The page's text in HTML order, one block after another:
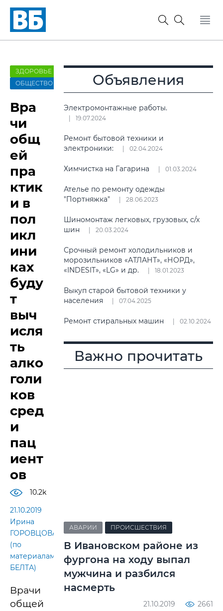
ЗДОРОВЬЕ
ОБЩЕСТВО
Вра
чи
общ
ей
пра
ктик
и в
пол
икл
ини
ках
буду
т
выч
исля
ть
алко
голи
ков
сред
и
пац
иент
ов
10.2k
21.10.2019
Ирина
ГОРОВЦОВА
(по
материалам
БЕЛТА)
Врачи
общей
Объявления
Электромонтажные работы.
19.07.2024
Ремонт бытовой техники и
электроники:
02.04.2024
Химчистка на Гагарина 01.03.2024
Ателье по ремонту одежды
"Портняжка"
28.06.2023
Шиномонтаж легковых, грузовых, с/х
шин
20.03.2024
Срочный ремонт холодильников и
морозильников «АТЛАНТ», «НОРД»,
«INDESIT», «LG» и др.
18.01.2023
Выкуп старой бытовой техники у
населения
07.04.2025
Ремонт стиральных машин 02.10.2024
Важно прочитать
АВАРИИ ПРОИСШЕСТВИЯ
В Ивановском районе из
фургона на ходу выпал
мужчина и разбился
насмерть
21.10.2019 2661